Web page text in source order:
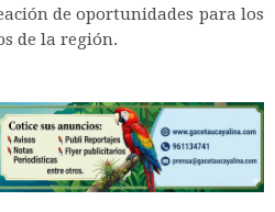
de oportunidades para los
de la región.